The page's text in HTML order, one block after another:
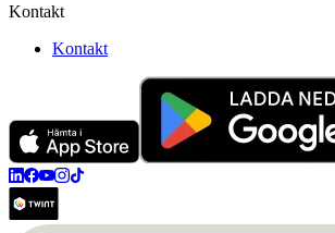
Kontakt
Kontakt